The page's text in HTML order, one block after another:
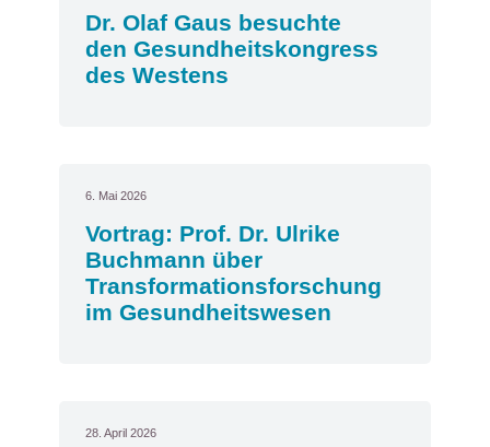
Dr. Olaf Gaus besuchte
den Gesundheitskongress
des Westens
6. Mai 2026
Vortrag: Prof. Dr. Ulrike
Buchmann über
Transformationsforschung
im Gesundheitswesen
28. April 2026